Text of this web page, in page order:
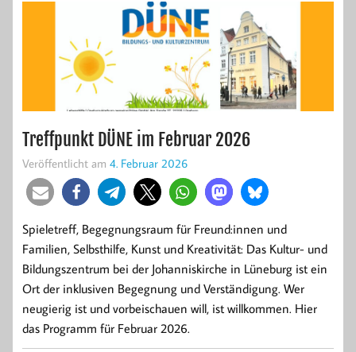
Treffpunkt DÜNE im Februar 2026
Veröffentlicht am 4. Februar 2026
Spieletreff, Begegnungsraum für Freund:innen und
Familien, Selbsthilfe, Kunst und Kreativität: Das Kultur- und
Bildungszentrum bei der Johanniskirche in Lüneburg ist ein
Ort der inklusiven Begegnung und Verständigung. Wer
neugierig ist und vorbeischauen will, ist willkommen. Hier
das Programm für Februar 2026.